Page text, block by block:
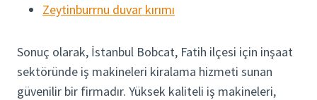
Zeytinburrnu duvar kırımı
Sonuç olarak, İstanbul Bobcat, Fatih ilçesi için inşaat
sektöründe iş makineleri kiralama hizmeti sunan
güvenilir bir firmadır. Yüksek kaliteli iş makineleri,